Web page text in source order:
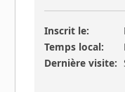
Inscrit le:
Temps local:
Dernière visite: